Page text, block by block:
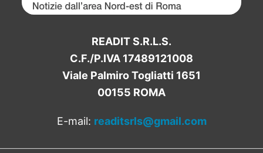
READIT S.R.L.S.
C.F./P.IVA 17489121008
Viale Palmiro Togliatti 1651
00155 ROMA
E-mail: readitsrls@gmail.com